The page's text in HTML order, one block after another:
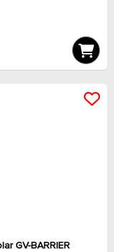
GV-BARRIER